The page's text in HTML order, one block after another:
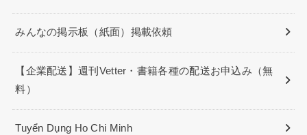
みんなの掲示板（紙面）掲載依頼
【企業配送】週刊Vetter・書籍各種の配送お申込み（無
料）
Tuyển Dụng Ho Chi Minh